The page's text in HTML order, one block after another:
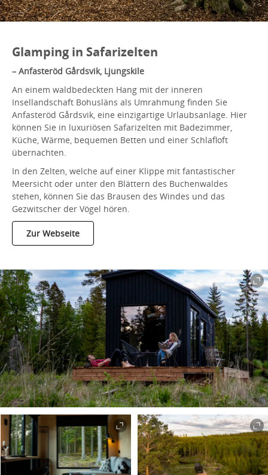
Glamping in Safarizelten
– Anfasteröd Gårdsvik, Ljungskile
An einem waldbedeckten Hang mit der inneren
Insellandschaft Bohusläns als Umrahmung finden Sie
Anfasteröd Gårdsvik, eine einzigartige Urlaubsanlage. Hier
können Sie in luxuriösen Safarizelten mit Badezimmer,
Küche, Wärme, bequemen Betten und einer Schlafloft
übernachten.
In den Zelten, welche auf einer Klippe mit fantastischer
Meersicht oder unter den Blättern des Buchenwaldes
stehen, können Sie das Brausen des Windes und das
Gezwitscher der Vögel hören.
Zur Webseite